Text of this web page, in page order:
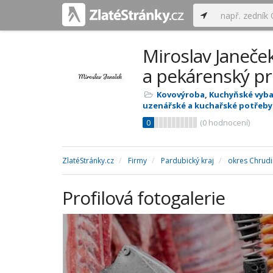
Miroslav
a pekárenský
Kovovýroba, Kuchyňské
uzenářské a kuchařské potřeby
0
(0 hodnocení)
ZlatéStránky.cz Firmy Pardubický kraj okres
Profilová fotogalerie